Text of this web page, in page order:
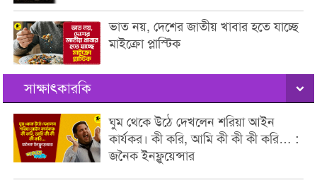
ভাত নয়, দেশের জাতীয় খাবার হতে যাচ্ছে
মাইক্রো প্লাস্টিক
সাক্ষাৎকারকি
ঘুম থেকে উঠে দেখলেন শরিয়া আইন
কার্যকর। কী করি, আমি কী কী কী করি… :
জনৈক ইনফ্লুয়েন্সার